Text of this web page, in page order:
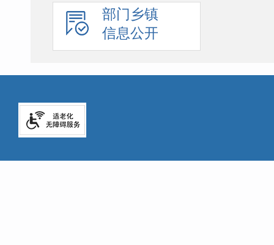
部门乡镇
信息公开